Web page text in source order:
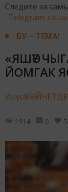
Следите за
Telegram-
БУ – ТЕМА!
«ЯШӘҮ
ЙОМГАК
Илүсә
1914 0 5